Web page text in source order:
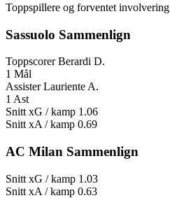
Toppspillere og forventet involvering
Sassuolo Sammenlign
Toppscorer Berardi D.
1 Mål
Assister Lauriente A.
1 Ast
Snitt xG / kamp 1.06
Snitt xA / kamp 0.69
AC Milan Sammenlign
Snitt xG / kamp 1.03
Snitt xA / kamp 0.63